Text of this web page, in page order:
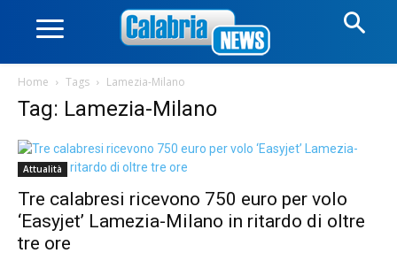
Home Tags Lamezia-Milano
Tag: Lamezia-Milano
Attualità
Tre calabresi ricevono 750 euro per volo
‘Easyjet’ Lamezia-Milano in ritardo di oltre
tre ore